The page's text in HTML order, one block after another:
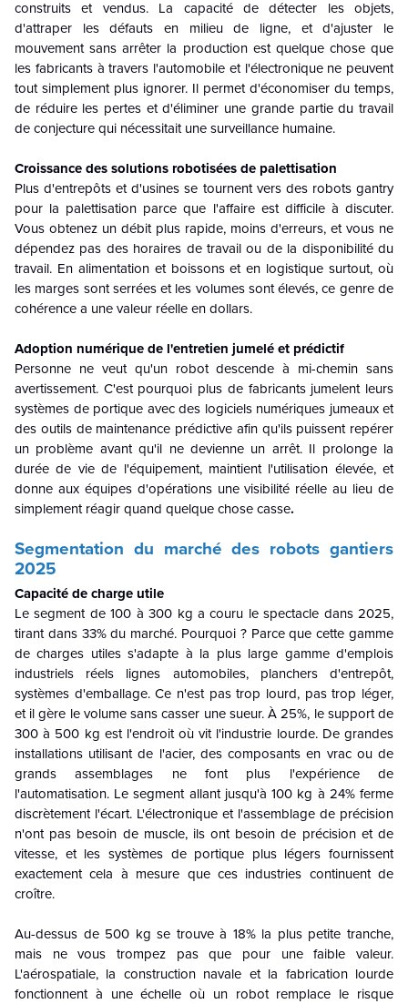
construits et vendus. La capacité de détecter les objets,
d'attraper les défauts en milieu de ligne, et d'ajuster le
mouvement sans arrêter la production est quelque chose que
les fabricants à travers l'automobile et l'électronique ne peuvent
tout simplement plus ignorer. Il permet d'économiser du temps,
de réduire les pertes et d'éliminer une grande partie du travail
de conjecture qui nécessitait une surveillance humaine.
Croissance des solutions robotisées de palettisation
Plus d'entrepôts et d'usines se tournent vers des robots gantry
pour la palettisation parce que l'affaire est difficile à discuter.
Vous obtenez un débit plus rapide, moins d'erreurs, et vous ne
dépendez pas des horaires de travail ou de la disponibilité du
travail. En alimentation et boissons et en logistique surtout, où
les marges sont serrées et les volumes sont élevés, ce genre de
cohérence a une valeur réelle en dollars.
Adoption numérique de l'entretien jumelé et prédictif
Personne ne veut qu'un robot descende à mi-chemin sans
avertissement. C'est pourquoi plus de fabricants jumelent leurs
systèmes de portique avec des logiciels numériques jumeaux et
des outils de maintenance prédictive afin qu'ils puissent repérer
un problème avant qu'il ne devienne un arrêt. Il prolonge la
durée de vie de l'équipement, maintient l'utilisation élevée, et
donne aux équipes d'opérations une visibilité réelle au lieu de
simplement réagir quand quelque chose casse.
Segmentation du marché des robots gantiers
2025
Capacité de charge utile
Le segment de 100 à 300 kg a couru le spectacle dans 2025,
tirant dans 33% du marché. Pourquoi ? Parce que cette gamme
de charges utiles s'adapte à la plus large gamme d'emplois
industriels réels lignes automobiles, planchers d'entrepôt,
systèmes d'emballage. Ce n'est pas trop lourd, pas trop léger,
et il gère le volume sans casser une sueur. À 25%, le support de
300 à 500 kg est l'endroit où vit l'industrie lourde. De grandes
installations utilisant de l'acier, des composants en vrac ou de
grands assemblages ne font plus l'expérience de
l'automatisation. Le segment allant jusqu'à 100 kg à 24% ferme
discrètement l'écart. L'électronique et l'assemblage de précision
n'ont pas besoin de muscle, ils ont besoin de précision et de
vitesse, et les systèmes de portique plus légers fournissent
exactement cela à mesure que ces industries continuent de
croître.
Au-dessus de 500 kg se trouve à 18% la plus petite tranche,
mais ne vous trompez pas que pour une faible valeur.
L'aérospatiale, la construction navale et la fabrication lourde
fonctionnent à une échelle où un robot remplace le risque